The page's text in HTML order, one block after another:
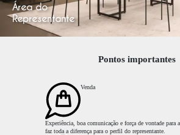
Área do
Representante
Pontos importantes
Venda
Experiência, boa comunicação e força de vontade para
faz toda a diferença para o perfil do representante.